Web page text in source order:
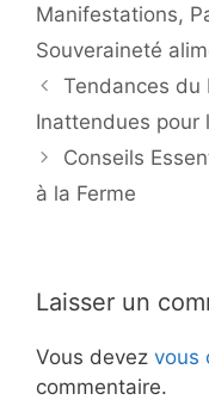
Manifestations,
Souveraineté
Tendances du
Inattendues pour
Conseils
à la Ferme
Laisser un
Vous devez vous
commentaire.